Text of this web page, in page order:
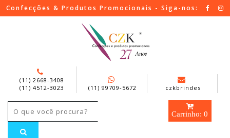
Confecções & Produtos Promocionais - Siga-nos:
(11) 2668-3408
(11) 4512-3023
(11) 99709-5672 czkbrindes
Carrinho: 0